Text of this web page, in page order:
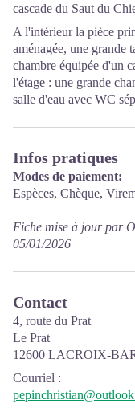
cascade du Saut du
A l'intérieur la pièce
aménagée, une grande
chambre équipée d'un
l'étage : une grande
salle d'eau avec WC
Infos pratiques
Modes de paiement:
Espèces, Chèque,
Fiche mise à jour par
05/01/2026
Contact
4, route du Prat
Le Prat
12600 LACROIX-
Courriel :